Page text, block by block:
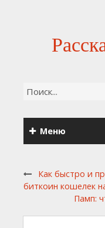
Меню
Как быстро и
биткоин кошелек
Памп: